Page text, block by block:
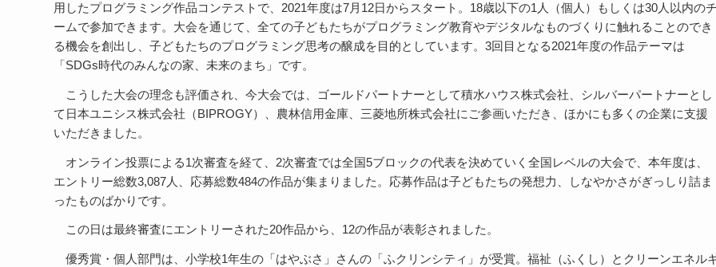
用したプログラミング作品コンテストで、 2021年度は7月 12日からスタート。 18歳以下の1 人（個人）もしくは30人以内の
ームで参加できます。大会を通じて、全ての子どもたちがプログラミング教育やデジタルなものづくりに触れることのでき
る機会を創出し、子どもたちのプログラミング思考の醸成を目的としています。 3回目となる2021年度の作品テーマは
「SDGs時代のみんなの家、未来のまち」です。
こうした大会の理念も評価され、今大会では、ゴールドパートナーとして積水ハウス株式会社、シルバーパートナーとし
て日本ユニシス株式会社（BIPROGY）、農林信用金庫、三菱地所株式会社にご参画いただき、ほかにも多くの企業に支援
いただきました。
オンライン投票による1次審査を経て、2次審査では全国5ブロックの代表を決めていく全国レベルの大会で、本年度は、
エントリー総数3,087人、応募総数484の作品が集まりました。応募作品は子どもたちの発想力、しなやかさがぎっしり詰ま
ったものばかりです。
この日は最終審査にエントリーされた20作品から、 12の作品が表彰されました。
優秀賞・個人部門は、小学校1年生の「はやぶさ」さんの「ふクリンシティ」が受賞。福祉（ふくし）とクリーンエネル